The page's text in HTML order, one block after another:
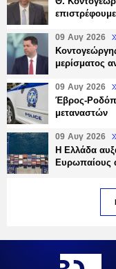
09 Αυγ 2026
μερίσματος
09 Αυγ 2026
Έβρος-
μεταναστών
09 Αυγ 2026
Η Ελλάδα
Ευρωπαίους